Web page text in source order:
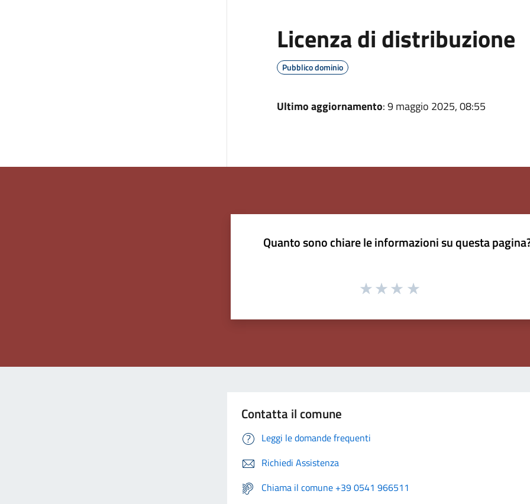
Licenza di distribuzione
Pubblico dominio
Ultimo aggiornamento: 9 maggio 2025, 08:55
Quanto sono chiare le informazioni su questa
Contatta il comune
Leggi le domande frequenti
Richiedi Assistenza
Chiama il comune +39 0541 966511